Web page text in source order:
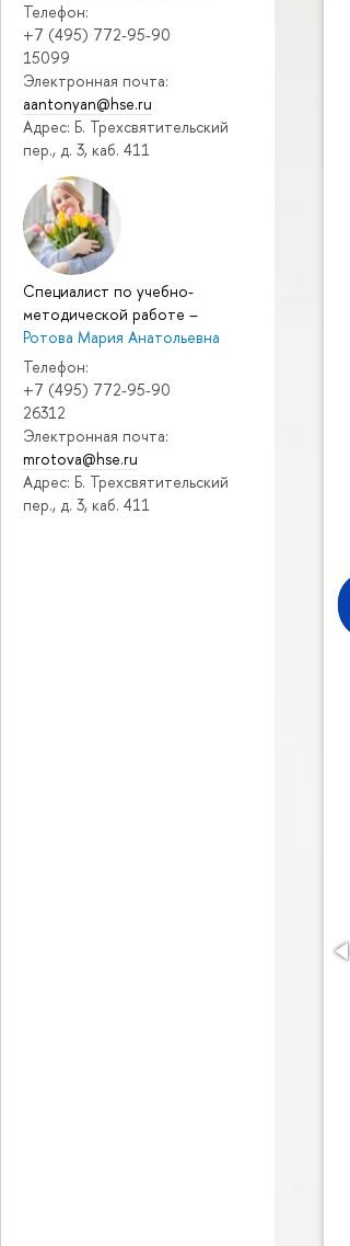
Телефон:
+7 (495) 772-95-90
15099
Электронная почта:
aantonyan@hse.ru
Адрес: Б. Трехсвятительский
пер., д. 3, каб. 411
Специалист по учебно-
методической работе –
Ротова Мария Анатольевна
Телефон:
+7 (495) 772-95-90
26312
Электронная почта:
mrotova@hse.ru
Адрес: Б. Трехсвятительский
пер., д. 3, каб. 411